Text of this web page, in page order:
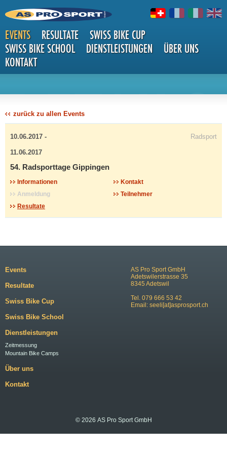
EVENTS RESULTATE
SWISS BIKE CUP
SWISS BIKE SCHOOL
DIENSTLEISTUNGEN
ÜBER UNS
KONTAKT
DETAILS
zurück zu allen Events
10.06.2017 -
11.06.2017
Radsport
54. Radsporttage Gippingen
Informationen
Kontakt
Anmeldung
Teilnehmer
Resultate
AS Pro Sport GmbH
Adetswilerstrasse 35
8345 Adetswil
Tel. 079 666 53 42
Email: seeli[at]asprosport.ch
Events
Resultate
Swiss Bike Cup
Swiss Bike School
Dienstleistungen
Zeitmessung
Mountain Bike Camps
Über uns
Kontakt
© 2026 AS Pro Sport GmbH